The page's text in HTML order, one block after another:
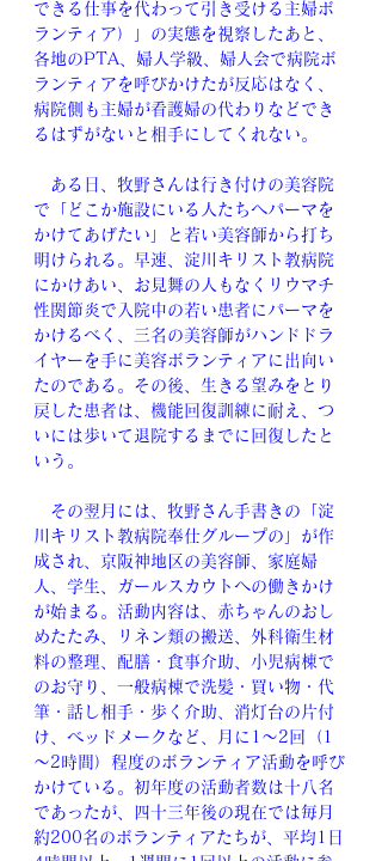
できる仕事を代わって引き受ける主婦ボ
ランティア）」の実態を視察したあと、
各地のPTA、婦人学級、婦人会で病院ボ
ランティアを呼びかけたが反応はなく、
病院側も主婦が看護婦の代わりなどでき
るはずがないと相手にしてくれない。
ある日、牧野さんは行き付けの美容院
で「どこか施設にいる人たちへパーマを
かけてあげたい」と若い美容師から打ち
明けられる。早速、淀川キリスト教病院
にかけあい、お見舞の人もなくリウマチ
性関節炎で入院中の若い患者にパーマを
かけるべく、三名の美容師がハンドドラ
イヤーを手に美容ボランティアに出向い
たのである。その後、生きる望みをとり
戻した患者は、機能回復訓練に耐え、つ
いには歩いて退院するまでに回復したと
いう。
その翌月には、牧野さん手書きの「淀
川キリスト教病院奉仕グループの」が作
成され、京阪神地区の美容師、家庭婦
人、学生、ガールスカウトへの働きかけ
が始まる。活動内容は、赤ちゃんのおし
めたたみ、リネン類の搬送、外科衛生材
料の整理、配膳・食事介助、小児病棟で
のお守り、一般病棟で洗髪・買い物・代
筆・話し相手・歩く介助、消灯台の片付
け、ベッドメークなど、月に1～2回（1
～2時間）程度のボランティア活動を呼び
かけている。初年度の活動者数は十八名
であったが、四十三年後の現在では毎月
約200名のボランティアたちが、平均1日